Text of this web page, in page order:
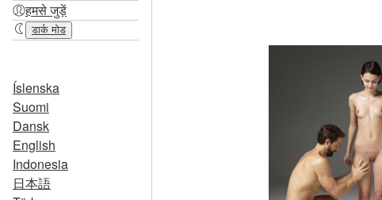
हमसे जुड़ें
डार्क मोड
Íslenska
Suomi
Dansk
English
Indonesia
日本語